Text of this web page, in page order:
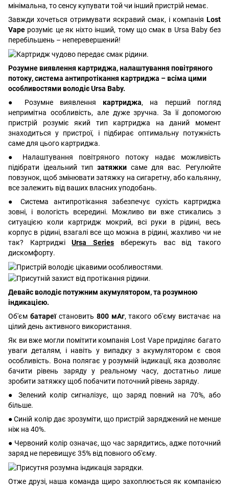
мінімальна, то сенсу купувати той чи інший пристрій немає.
Завжди хочеться отримувати яскравий смак, і компанія Lost
Vape розуміє це як ніхто інший, тому що смак в Ursa Baby без
перебільшень – неперевершений!
Розумне виявлення картриджа, налаштування повітряного
потоку, система антипротікання картриджа – всіма цими
особливостями володіє Ursa Baby.
● Розумне виявленнякартриджа, на перший погляд
непримітна особливість, але дуже зручна. За її допомогою
пристрій розуміє який тип картриджа на даний момент
знаходиться у пристрої, і підбирає оптимальну потужність
саме для цього картриджа.
● Налаштування повітряного потоку надає можливість
підібрати ідеальний тип затяжки саме для вас. Регулюйте
повзунок, щоб змінювати затяжку на сигаретну, або кальянну,
все залежить від ваших власних уподобань.
● Система антипротікання забезпечує сухість картриджа
зовні, і вологість всередині. Можливо ви вже стикались з
ситуацією коли картридж мокрий, всі руки в рідині, весь
корпус в рідині, взагалі все що можна в рідині, жахливо чи не
так? КартриджіUrsa Series вбережуть вас від такого
дискомфорту.
Девайс володіє потужним акумулятором, та розумною
індикацією.
Об'єм батареї становить 800 мАг, такого об'єму вистачає на
цілий день активного використання.
Як ви вже могли помітити компанія Lost Vape приділяє багато
уваги деталям, і навіть у випадку з акумулятором є своя
особливість. Вона полягає у розумній індикації, яка дозволяє
бачити рівень заряду у реальному часу, достатньо лише
зробити затяжку щоб побачити поточний рівень заряду.
● Зелений колір сигналізує, що заряд повний на 70%, або
більше.
● Синій колір дає зрозуміти, що пристрій заряджений не менше
ніж на 40%.
● Червоний колір означає, що час зарядитись, адже поточний
заряд не перевищує 35% від повного об'єму.
Отже друзі, наша команда щиро захоплюється як компанією